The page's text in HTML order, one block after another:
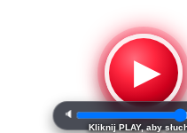
▶
🔈
Kliknij PLAY, aby